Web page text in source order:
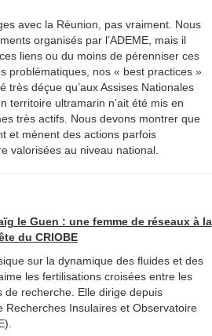
avec la Réunion, pas vraiment. Nous
organisés par l’ADEME, mais il
liens ou du moins de pérenniser ces
problématiques, nos « best practices »
très déçue qu’aux Assises Nationales
territoire ultramarin n’ait été mis en
très actifs. Nous devons montrer que
et mènent des actions parfois
valorisées au niveau national.
le Guen : une femme de réseaux à la
du CRIOBE
sur la dynamique des fluides et des
les fertilisations croisées entre les
de recherche. Elle dirige depuis
Recherches Insulaires et Observatoire